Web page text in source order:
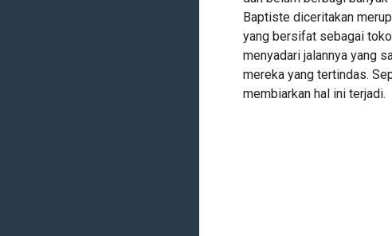
Baptiste diceritakan
yang bersifat sebagai
menyadari jalannya yang
mereka yang tertindas.
membiarkan hal ini terjadi.